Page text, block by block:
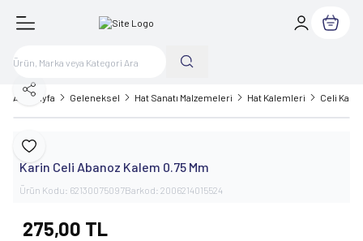
Sepetim
Ana Sayfa Geleneksel Hat Sanatı Malzemeleri Hat Kalemleri Celi
Favoriye Ekle
Paylaş
Karin
Karin Celi Abanoz Kalem 0.75 Mm
Ürün Kodu: 62130075097Barkod: 2006214015524
275,00 TL